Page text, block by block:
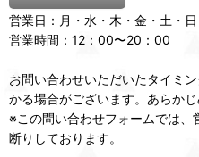
営業日：月・水・木・金・土・
営業時間：12：00〜20：00
お問い合わせいただいたタイミ
かる場合がございます。あらかじ
※この問い合わせフォームでは、
断りしております。